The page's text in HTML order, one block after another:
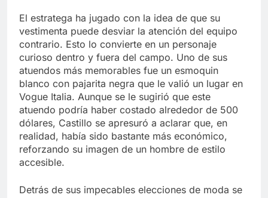
El estratega ha jugado con la idea de que su
vestimenta puede desviar la atención del equipo
contrario. Esto lo convierte en un personaje
curioso dentro y fuera del campo. Uno de sus
atuendos más memorables fue un esmoquin
blanco con pajarita negra que le valió un lugar en
Vogue Italia. Aunque se le sugirió que este
atuendo podría haber costado alrededor de 500
dólares, Castillo se apresuró a aclarar que, en
realidad, había sido bastante más económico,
reforzando su imagen de un hombre de estilo
accesible.
Detrás de sus impecables elecciones de moda se